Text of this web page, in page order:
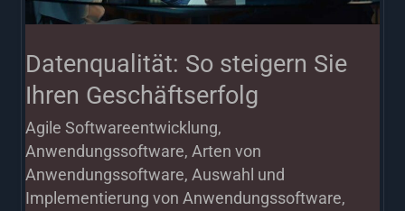
Datenqualität: So steigern Sie
Ihren Geschäftserfolg
Agile Softwareentwicklung,
Anwendungssoftware,Arten von
Anwendungssoftware,Auswahl und
Implementierung von Anwendungssoftware,